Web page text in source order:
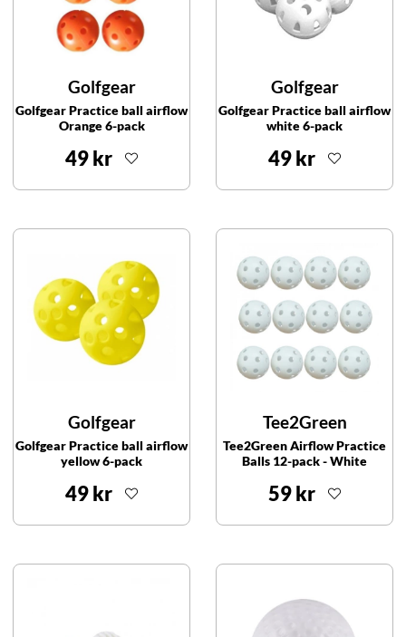
Golfgear
Golfgear Practice ball airflow
Orange 6-pack
49 kr
Golfgear
Golfgear Practice ball airflow
white 6-pack
49 kr
Golfgear
Golfgear Practice ball airflow
yellow 6-pack
49 kr
Tee2Green
Tee2Green Airflow Practice
Balls 12-pack - White
59 kr